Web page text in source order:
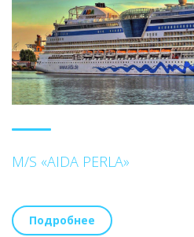
M/S «AIDA PERLA»
Подробнее